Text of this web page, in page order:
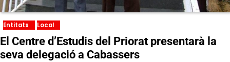
Entitats Local
El Centre d’Estudis del Priorat presentarà la
seva delegació a Cabassers